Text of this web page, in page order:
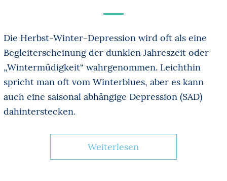
Die Herbst-Winter-Depression wird oft als eine
Begleiterscheinung der dunklen Jahreszeit oder
„Wintermüdigkeit“ wahrgenommen. Leichthin
spricht man oft vom Winterblues, aber es kann
auch eine saisonal abhängige Depression (SAD)
dahinterstecken.
Weiterlesen